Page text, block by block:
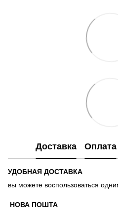
Доставка Оплата
УДОБНАЯ ДОСТАВКА
вы можете воспользоваться
НОВА ПОШТА